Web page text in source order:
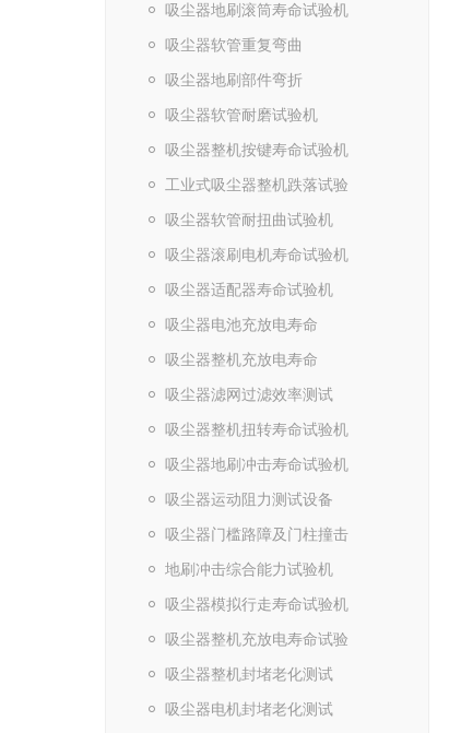
吸尘器地刷滚筒寿命试验机
吸尘器软管重复弯曲
吸尘器地刷部件弯折
吸尘器软管耐磨试验机
吸尘器整机按键寿命试验机
工业式吸尘器整机跌落试验
吸尘器软管耐扭曲试验机
吸尘器滚刷电机寿命试验机
吸尘器适配器寿命试验机
吸尘器电池充放电寿命
吸尘器整机充放电寿命
吸尘器滤网过滤效率测试
吸尘器整机扭转寿命试验机
吸尘器地刷冲击寿命试验机
吸尘器运动阻力测试设备
吸尘器门槛路障及门柱撞击
地刷冲击综合能力试验机
吸尘器模拟行走寿命试验机
吸尘器整机充放电寿命试验
吸尘器整机封堵老化测试
吸尘器电机封堵老化测试